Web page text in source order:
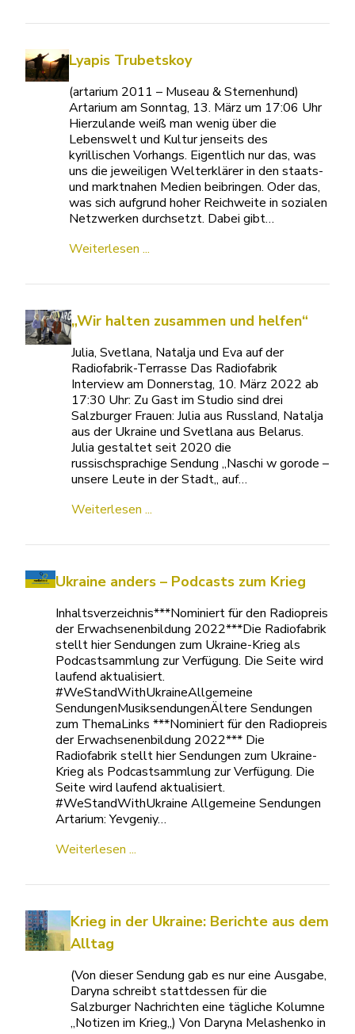
Lyapis Trubetskoy
(artarium 2011 – Museau & Sternenhund)
Artarium am Sonntag, 13. März um 17:06 Uhr
Hierzulande weiß man wenig über die
Lebenswelt und Kultur jenseits des
kyrillischen Vorhangs. Eigentlich nur das, was
uns die jeweiligen Welterklärer in den staats-
und marktnahen Medien beibringen. Oder das,
was sich aufgrund hoher Reichweite in sozialen
Netzwerken durchsetzt. Dabei gibt…
Weiterlesen ...
„Wir halten zusammen und helfen“
Julia, Svetlana, Natalja und Eva auf der
Radiofabrik-Terrasse Das Radiofabrik
Interview am Donnerstag, 10. März 2022 ab
17:30 Uhr: Zu Gast im Studio sind drei
Salzburger Frauen: Julia aus Russland, Natalja
aus der Ukraine und Svetlana aus Belarus.
Julia gestaltet seit 2020 die
russischsprachige Sendung „Naschi w gorode –
unsere Leute in der Stadt„ auf…
Weiterlesen ...
Ukraine anders – Podcasts zum Krieg
Inhaltsverzeichnis***Nominiert für den Radiopreis
der Erwachsenenbildung 2022***Die Radiofabrik
stellt hier Sendungen zum Ukraine-Krieg als
Podcastsammlung zur Verfügung. Die Seite wird
laufend aktualisiert.
#WeStandWithUkraineAllgemeine
SendungenMusiksendungenÄltere Sendungen
zum ThemaLinks ***Nominiert für den Radiopreis
der Erwachsenenbildung 2022*** Die
Radiofabrik stellt hier Sendungen zum Ukraine-
Krieg als Podcastsammlung zur Verfügung. Die
Seite wird laufend aktualisiert.
#WeStandWithUkraine Allgemeine Sendungen
Artarium: Yevgeniy…
Weiterlesen ...
Krieg in der Ukraine: Berichte aus dem
Alltag
(Von dieser Sendung gab es nur eine Ausgabe,
Daryna schreibt stattdessen für die
Salzburger Nachrichten eine tägliche Kolumne
„Notizen im Krieg„) Von Daryna Melashenko in